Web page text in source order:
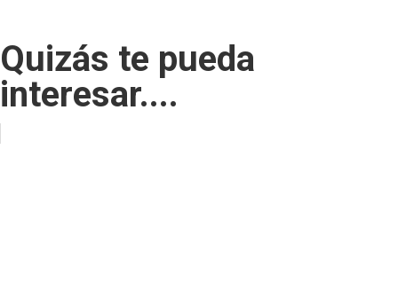
Quizás te pueda
interesar....